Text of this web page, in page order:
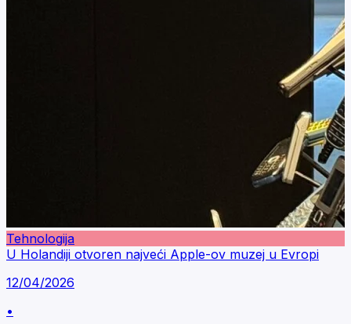
Tehnologija
U Holandiji otvoren najveći Apple-ov muzej u Evropi
12/04/2026
•